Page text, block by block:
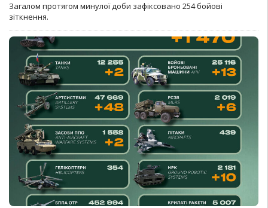
Загалом протягом минулої доби зафіксовано 254 бойові
зіткнення.